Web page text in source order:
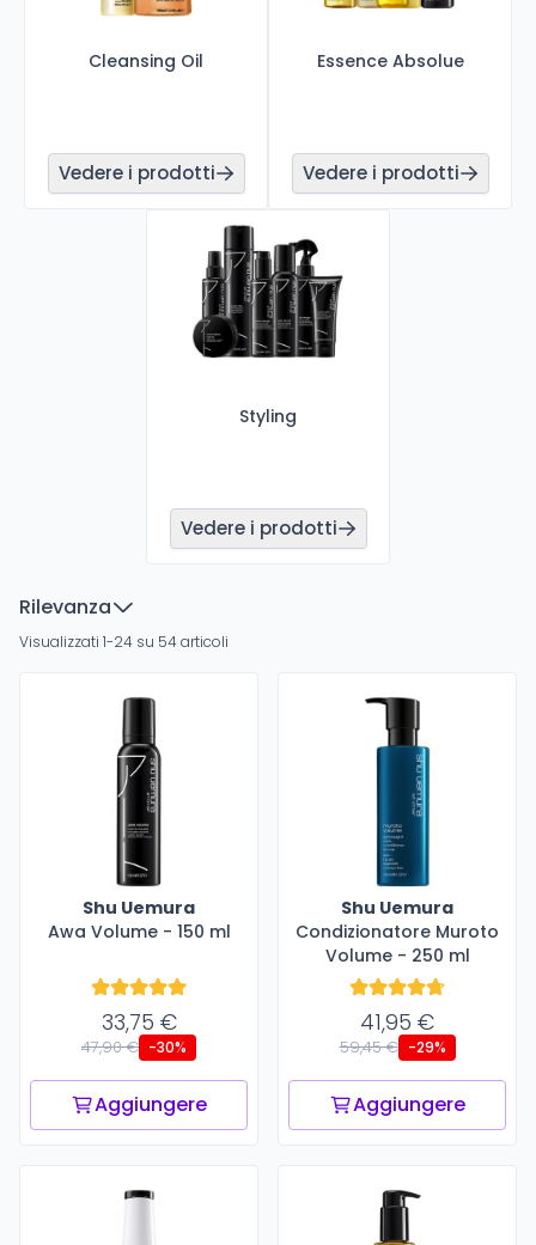
Cleansing Oil
Vedere i prodotti
Essence Absolue
Vedere i prodotti
Styling
Vedere i prodotti
Rilevanza
Visualizzati 1-24 su 54 articoli
Shu Uemura
Awa Volume - 150 ml
33,75 €
47,90 € -30%
Aggiungere
Shu Uemura
Condizionatore Muroto
Volume - 250 ml
41,95 €
59,45 € -29%
Aggiungere